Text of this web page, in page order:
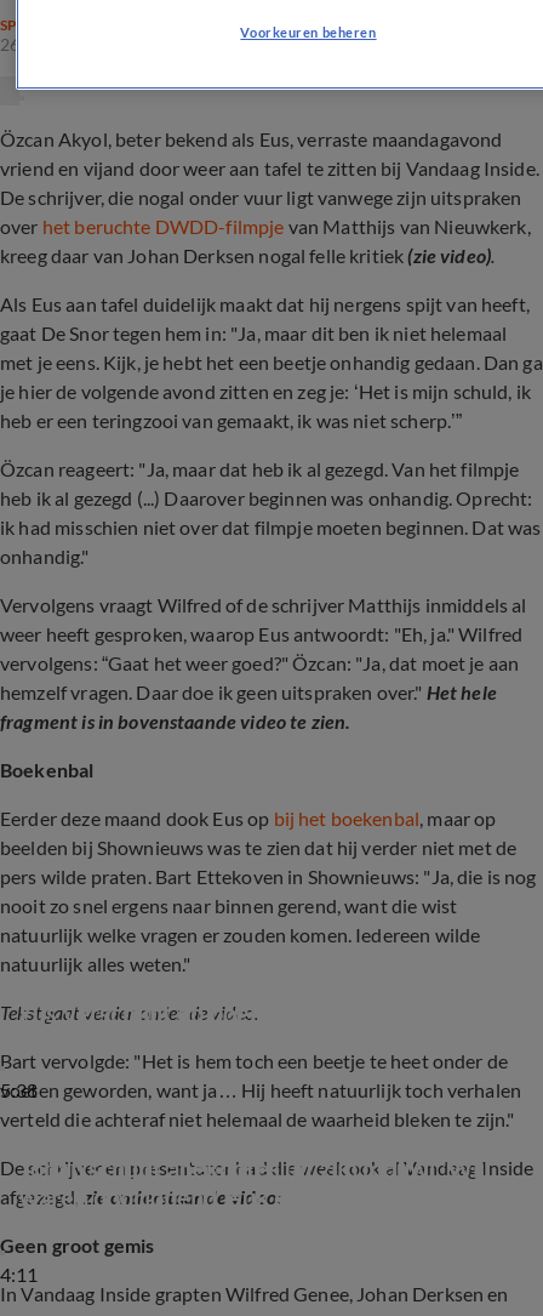
SPRAAKMAKEND
26 mrt 2024, 21:22
Özcan Akyol, beter bekend als Eus, verraste maandagavond
vriend en vijand door weer aan tafel te zitten bij Vandaag Inside.
De schrijver, die nogal onder vuur ligt vanwege zijn uitspraken
over het beruchte DWDD-filmpje van Matthijs van Nieuwkerk,
kreeg daar van Johan Derksen nogal felle kritiek(zie video).
Als Eus aan tafel duidelijk maakt dat hij nergens spijt van heeft,
gaat De Snor tegen hem in: "Ja, maar dit ben ik niet helemaal
met je eens. Kijk, je hebt het een beetje onhandig gedaan. Dan ga
je hier de volgende avond zitten en zeg je: ‘Het is mijn schuld, ik
heb er een teringzooi van gemaakt, ik was niet scherp.’”
Özcan reageert: "Ja, maar dat heb ik al gezegd. Van het filmpje
heb ik al gezegd (...) Daarover beginnen was onhandig. Oprecht:
ik had misschien niet over dat filmpje moeten beginnen. Dat was
onhandig."
Vervolgens vraagt Wilfred of de schrijver Matthijs inmiddels al
weer heeft gesproken, waarop Eus antwoordt: "Eh, ja." Wilfred
vervolgens: “Gaat het weer goed?" Özcan: "Ja, dat moet je aan
hemzelf vragen. Daar doe ik geen uitspraken over." Het hele
fragment is in bovenstaande video te zien.
Boekenbal
Eerder deze maand dook Eus op bij het boekenbal, maar op
beelden bij Shownieuws was te zien dat hij verder niet met de
pers wilde praten. Bart Ettekoven in Shownieuws: "Ja, die is nog
nooit zo snel ergens naar binnen gerend, want die wist
natuurlijk welke vragen er zouden komen. Iedereen wilde
natuurlijk alles weten."
Tekst gaat verder onder de video.
5:38
Eus verschijnt op boekenbal
Bart vervolgde: "Het is hem toch een beetje te heet onder de
voeten geworden, want ja… Hij heeft natuurlijk toch verhalen
verteld die achteraf niet helemaal de waarheid bleken te zijn."
De schrijver en presentator had die week ook al Vandaag Inside
afgezegd, zie onderstaande video:
4:11
Johan schudt anekdotes uit zijn mouw: 'Wij
waren doorlopend leuk ondeugend!'
Geen groot gemis
In Vandaag Inside grapten Wilfred Genee, Johan Derksen en
Voorkeuren beheren